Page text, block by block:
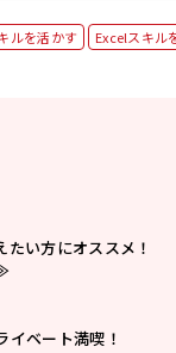
ルを活かす Excelスキル
い方にオススメ！
イベート満喫！